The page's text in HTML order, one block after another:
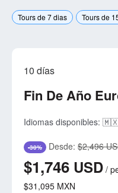
Tours de 7 dias Tours de
10 días
Fin De Año
Idiomas disponibles: 🇲🇽
-30% Desde: $2,496
$1,746 USD /
$31,095 MXN